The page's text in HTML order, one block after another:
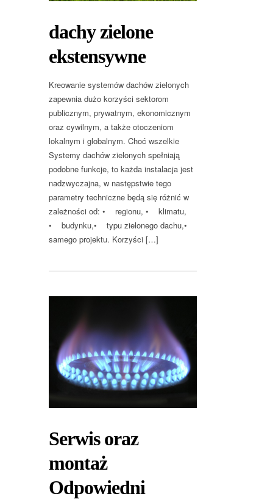
dachy zielone
ekstensywne
Kreowanie systemów dachów zielonych
zapewnia dużo korzyści sektorom
publicznym, prywatnym, ekonomicznym
oraz cywilnym, a także otoczeniom
lokalnym i globalnym. Choć wszelkie
Systemy dachów zielonych spełniają
podobne funkcje, to każda instalacja jest
nadzwyczajna, w następstwie tego
parametry techniczne będą się różnić w
zależności od: • regionu, • klimatu,
• budynku,• typu zielonego dachu,•
samego projektu. Korzyści […]
Serwis oraz
montaż
Odpowiedni